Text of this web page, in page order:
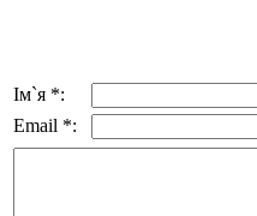
Ім`я *:
Email *: